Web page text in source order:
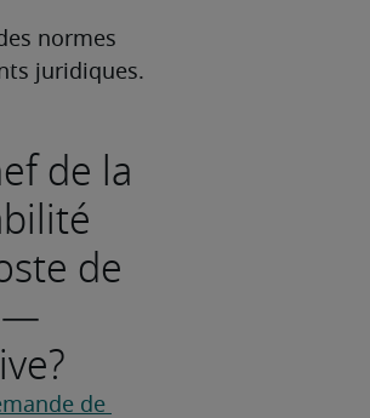
normes
juridiques.
de la
de
—
de